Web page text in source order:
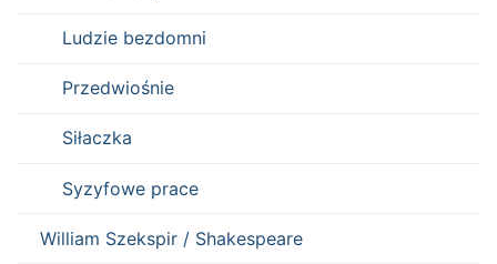
Ludzie bezdomni
Przedwiośnie
Siłaczka
Syzyfowe prace
William Szekspir / Shakespeare